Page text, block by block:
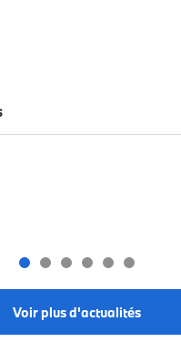
Voir plus d'actualités